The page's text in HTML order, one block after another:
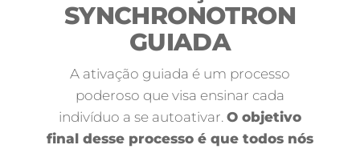
SYNCHRONOTRON
GUIADA
A ativação guiada é um processo
poderoso que visa ensinar cada
indivíduo a se autoativar. O objetivo
final desse processo é que todos nós